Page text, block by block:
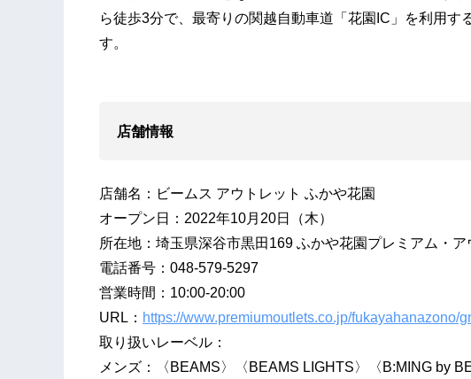
ら徒歩3分で、最寄りの関越自動車道「花園IC」を利用す
す。
店舗情報
店舗名：ビームス アウトレット ふかや花園
オープン日：2022年10月20日（木）
所在地：埼玉県深谷市黒田169 ふかや花園プレミアム・ア
電話番号：048-579-5297
営業時間：10:00-20:00
URL： https://www.premiumoutlets.co.jp/fukayahanazono/
取り扱いレーベル：
メンズ：〈BEAMS〉〈BEAMS LIGHTS〉〈B:MING by